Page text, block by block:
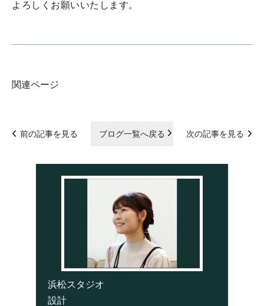
よろしくお願いいたします。
関連ページ
前の記事を見る ブログ一覧へ戻る 次の記事を見る
浜松スタジオ
設計